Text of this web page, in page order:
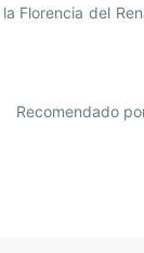
Florencia del
Recomendado